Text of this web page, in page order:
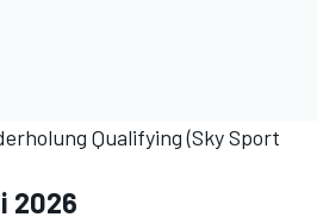
Qualifying (Sky Sport
2026